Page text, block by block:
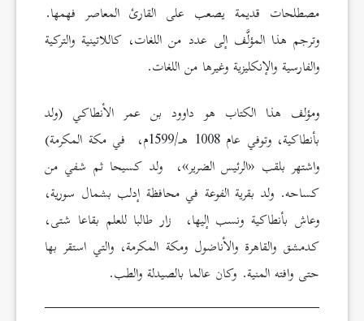
مصطلحات قديمة يصعب على القارئ المعاصر فهمها.
وترجم هذا المؤلَّف إلى عدد من اللغات، كاللاتينية والتركية
والفارسية والإنكليزية وغيرها من اللغات.
ومؤلف هذا الكتاب هو داوود بن عمر الأنطاكي (ولد
بأنطاكية، وتوفي عام 1008 هـ/1599م، في مكة المكرمة)
واشتهر بلقب «الرئيس الضرير»، ولد كسيحا ثم شفي من
كساحه. ولد بقرية الفوعة في محافظة إدلب بشمال سورية،
وعاش بأنطاكية ونسب إليها، زار طالبا للعلم بقاعا شتى،
كدمشق والقاهرة والأناضول ومكة المكرمة، والتي استقر بها
حتى وافته المنية. وكان عالما بالصيدلة والطب.